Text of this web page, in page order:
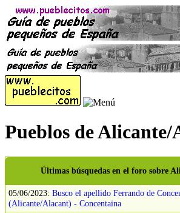
Pueblos de
Últimas búsquedas en el foro sobre
05/06/2023: Busco el apellido Ferrando de
(Alicante/Alacant) - Concentaina